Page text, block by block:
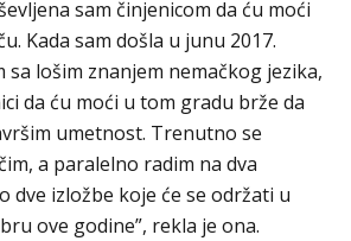
sam činjenicom da ću moći
Kada sam došla u junu 2017.
sa lošim znanjem nemačkog jezika,
da ću moći u tom gradu brže da
umetnost. Trenutno se
a paralelno radim na dva
dve izložbe koje će se održati u
ove godine”, rekla je ona.